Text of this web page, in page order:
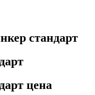
стандарт
цена